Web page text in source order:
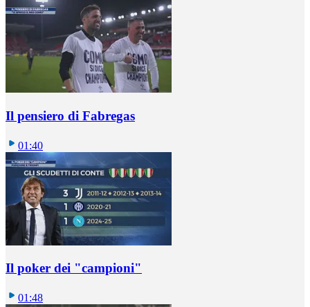
Il pensiero di Fabregas
01:40
Il poker dei "campioni"
01:48